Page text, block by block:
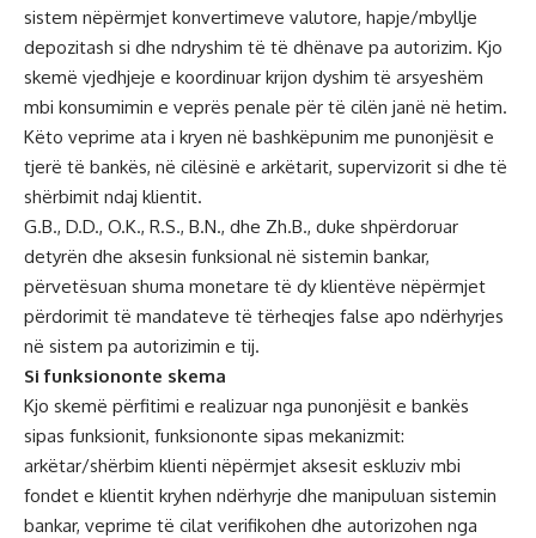
sistem nëpërmjet konvertimeve valutore, hapje/mbyllje
depozitash si dhe ndryshim të të dhënave pa autorizim. Kjo
skemë vjedhjeje e koordinuar krijon dyshim të arsyeshëm
mbi konsumimin e veprës penale për të cilën janë në hetim.
Këto veprime ata i kryen në bashkëpunim me punonjësit e
tjerë të bankës, në cilësinë e arkëtarit, supervizorit si dhe të
shërbimit ndaj klientit.
G.B., D.D., O.K., R.S., B.N., dhe Zh.B., duke shpërdoruar
detyrën dhe aksesin funksional në sistemin bankar,
përvetësuan shuma monetare të dy klientëve nëpërmjet
përdorimit të mandateve të tërheqjes false apo ndërhyrjes
në sistem pa autorizimin e tij.
Si funksiononte skema
Kjo skemë përfitimi e realizuar nga punonjësit e bankës
sipas funksionit, funksiononte sipas mekanizmit:
arkëtar/shërbim klienti nëpërmjet aksesit eskluziv mbi
fondet e klientit kryhen ndërhyrje dhe manipuluan sistemin
bankar, veprime të cilat verifikohen dhe autorizohen nga